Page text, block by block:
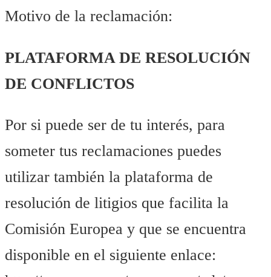
Motivo de la reclamación:
PLATAFORMA DE RESOLUCIÓN
DE CONFLICTOS
Por si puede ser de tu interés, para
someter tus reclamaciones puedes
utilizar también la plataforma de
resolución de litigios que facilita la
Comisión Europea y que se encuentra
disponible en el siguiente enlace: